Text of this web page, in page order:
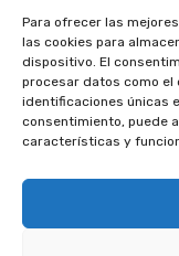
Para ofrecer las
las cookies para
dispositivo. El
procesar datos como el
identificaciones únicas
consentimiento, puede
características y